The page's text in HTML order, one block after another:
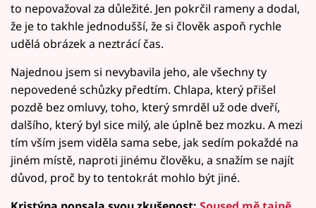
to nepovažoval za důležité. Jen pokrčil rameny a dodal,
že je to takhle jednodušší, že si člověk aspoň rychle
udělá obrázek a neztrácí čas.
Najednou jsem si nevybavila jeho, ale všechny ty
nepovedené schůzky předtím. Chlapa, který přišel
pozdě bez omluvy, toho, který smrděl už ode dveří,
dalšího, který byl sice milý, ale úplně bez mozku. A mezi
tím vším jsem viděla sama sebe, jak sedím pokaždé na
jiném místě, naproti jinému člověku, a snažím se najít
důvod, proč by to tentokrát mohlo být jiné.